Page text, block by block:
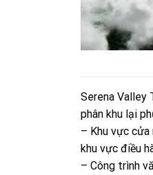
Serena Valley
phân khu lại
– Khu vực cửa
khu vực điều
– Công trình